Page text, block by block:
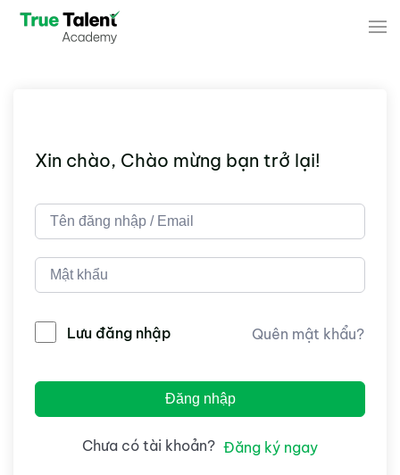
Xin chào, Chào mừng bạn trở lại!
Lưu đăng nhập Quên mật khẩu?
Đăng nhập
Chưa có tài khoản? Đăng ký ngay